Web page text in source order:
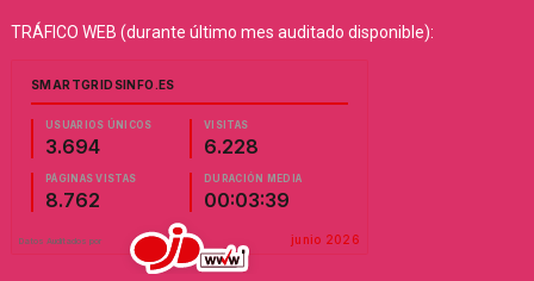
TRÁFICO WEB (durante último mes auditado disponible):